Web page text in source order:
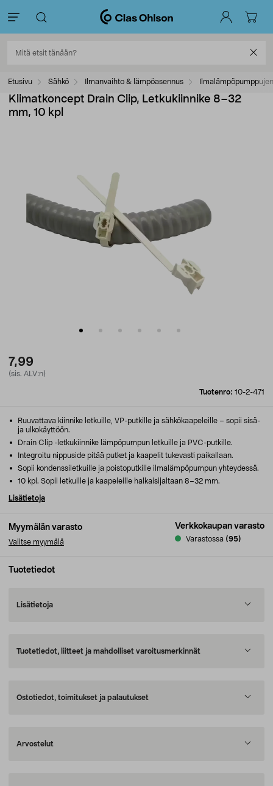
Etusivu Sähkö Ilmanvaihto & lämpöasennus
Klimatkoncept Drain Clip, Letkukiinnike 8–32
mm, 10 kpl
7,99
(sis. ALV:n)
Tuotenro: 10-2-471
Myymälän varasto
Valitse myymälä
Verkkokaupan varasto
Varastossa (95)
Ruuvattava kiinnike letkuille, VP-putkille ja sähkökaapeleille – sopii sisä-
ja ulkokäyttöön.
Drain Clip -letkukiinnike lämpöpumpun letkuille ja PVC-putkille.
Integroitu nippuside pitää putket ja kaapelit tukevasti paikallaan.
Sopii kondenssiletkuille ja poistoputkille ilmalämpöpumpun yhteydessä.
10 kpl. Sopii letkuille ja kaapeleille halkaisijaltaan 8–32 mm.
Lisätietoja
Tuotetiedot
Lisätietoja
Tuotetiedot, liitteet ja mahdolliset varoitusmerkinnät
Ostotiedot, toimitukset ja palautukset
Arvostelut